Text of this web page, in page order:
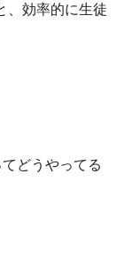
、効率的に生徒
どうやってる